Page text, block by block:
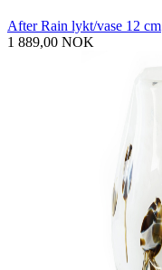
After Rain lykt/vase 12 cm
1 889,00 NOK